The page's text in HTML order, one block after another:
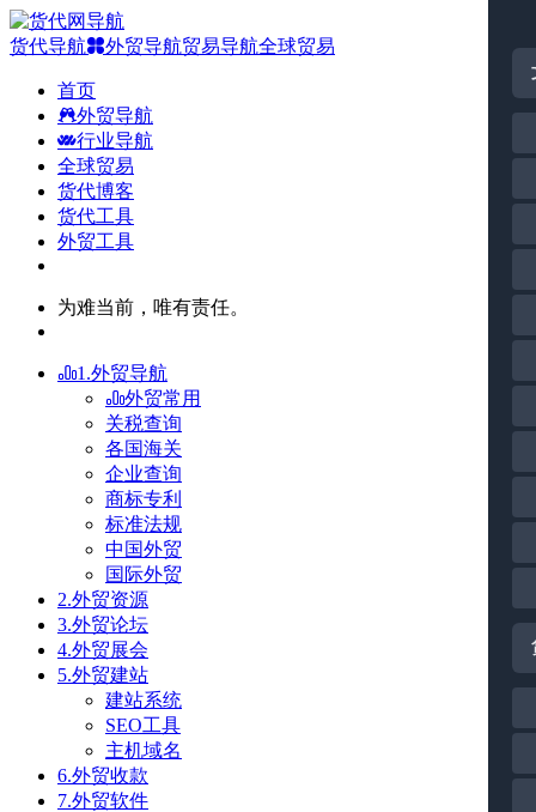
货代导航 外贸导航贸易导航全球贸易
首页
外贸导航
行业导航
全球贸易
货代博客
货代工具
外贸工具
为难当前，唯有责任。
1.外贸导航
外贸常用
关税查询
各国海关
企业查询
商标专利
标准法规
中国外贸
国际外贸
2.外贸资源
3.外贸论坛
4.外贸展会
5.外贸建站
建站系统
SEO工具
主机域名
6.外贸收款
7.外贸软件